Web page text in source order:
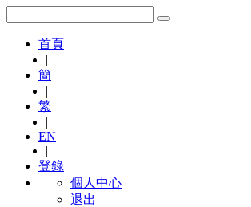
首頁
|
簡
|
繁
|
EN
|
登錄
個人中心
退出